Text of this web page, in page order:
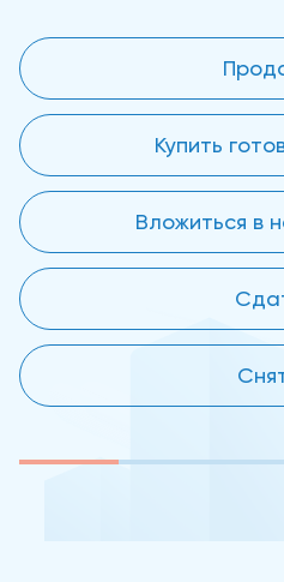
Купить
Вложиться в